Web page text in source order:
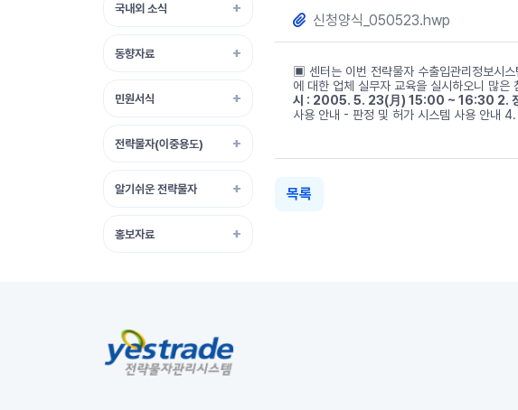
국내외 소식
동향자료
민원서식
전략물자(이중용도)
알기쉬운 전략물자
홍보자료
신청양식_050523.hwp
▣ 센터는 이번 전략물자 수출입관리정보시
에 대한 업체 실무자 교육을 실시하오니 많은
시 : 2005. 5. 23(月) 15:00 ~ 16:30 2. 장소
사용 안내 - 판정 및 허가 시스템 사용 안
목록